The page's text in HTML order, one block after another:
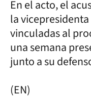
En el acto, el
la
vinculadas al
una semana
junto a su
(EN)